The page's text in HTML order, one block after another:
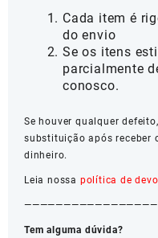
Cada item é
do envio
Se os itens
parcialmente
conosco.
Se houver qualquer
substituição após receber
dinheiro.
Leia nossa política de
Tem alguma dúvida?